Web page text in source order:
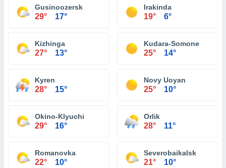
Gusinoozersk
29° 17°
Irakinda
19° 6°
Kizhinga
27° 13°
Kudara-Somone
25° 14°
Kyren
28° 15°
Novy Uoyan
25° 10°
Okino-Klyuchi
29° 16°
Orlik
28° 11°
Romanovka
22° 10°
Severobaikalsk
21° 10°